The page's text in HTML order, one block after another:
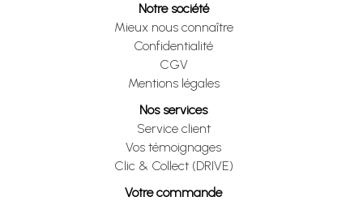
Notre société
Mieux nous connaître
Confidentialité
CGV
Mentions légales
Nos services
Service client
Vos témoignages
Clic & Collect (DRIVE)
Votre commande